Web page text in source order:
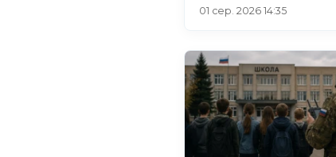
01 сер. 2026 14:35